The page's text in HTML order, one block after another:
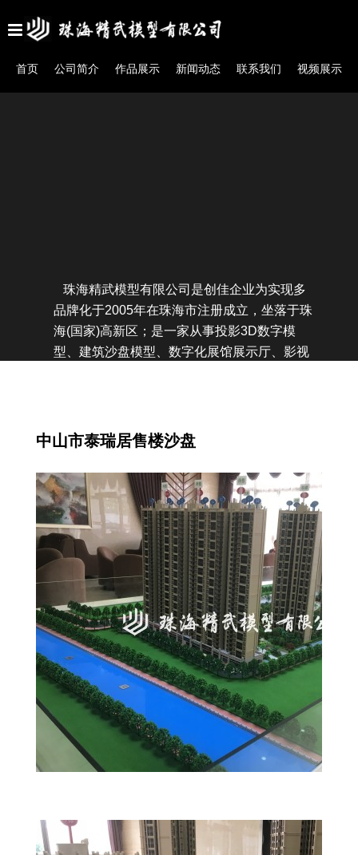
首页 公司简介 作品展示 新闻动态 联系我们 视频展示
珠海精武模型有限公司是创佳企业为实现多
品牌化于2005年在珠海市注册成立，坐落于珠
海(国家)高新区；是一家从事投影3D数字模
型、建筑沙盘模型、数字化展馆展示厅、影视
设计师，调色师，环境美术师，电脑雕刻等模
一直秉承着以用户需求为核心,为房地产、工矿
企业以及政府机构提供服务；以用心的服务赢
得了客户的信赖和好评,逐渐树立起公司良好形
象。
公司不仅仅提供制作服务,同时还建立了完善
的售后服务体系。收到了客户与同行的一致好
评。我们相信,通过我们的不断努力和追求,将
能够实现与更多企业的互利共赢。
中山市泰瑞居售楼沙盘